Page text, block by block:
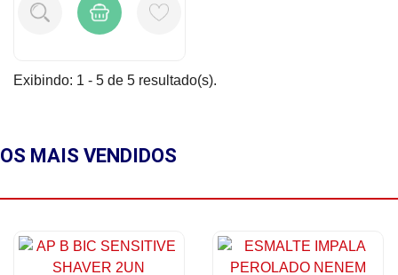
Exibindo: 1 - 5 de 5 resultado(s).
OS MAIS VENDIDOS